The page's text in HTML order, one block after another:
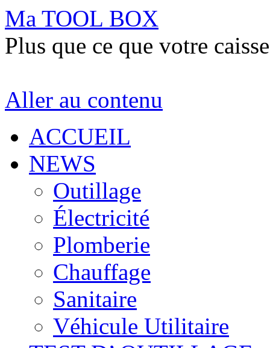
Ma TOOL BOX
Plus que ce que votre
Aller au contenu
ACCUEIL
NEWS
Outillage
Électricité
Plomberie
Chauffage
Sanitaire
Véhicule Utilitaire